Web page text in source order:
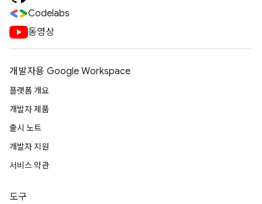
Codelabs
동영상
개발자용 Google Workspace
플랫폼 개요
개발자 제품
출시 노트
개발자 지원
서비스 약관
도구